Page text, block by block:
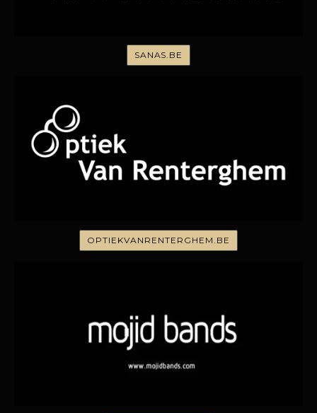
SANAS.BE
OPTIEKVANRENTERGHEM.BE